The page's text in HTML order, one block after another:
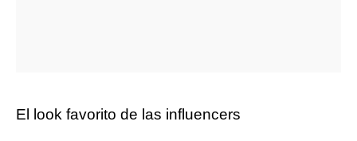
El look favorito de las influencers